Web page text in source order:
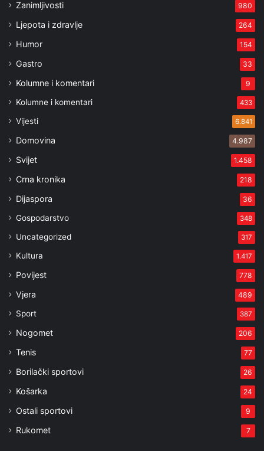
Zanimljivosti 980
Ljepota i zdravlje 264
Humor 154
Gastro 33
Kolumne i komentari 9
Kolumne i komentari 433
Vijesti 6.841
Domovina 4.987
Svijet 1.458
Crna kronika 218
Dijaspora 36
Gospodarstvo 348
Uncategorized 317
Kultura 1.417
Povijest 778
Vjera 489
Sport 387
Nogomet 206
Tenis 77
Borilački sportovi 26
Košarka 24
Ostali sportovi 9
Rukomet 7